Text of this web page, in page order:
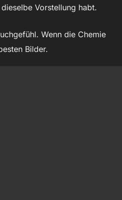
Vorstellung habt.
Wenn die Chemie
Bilder.